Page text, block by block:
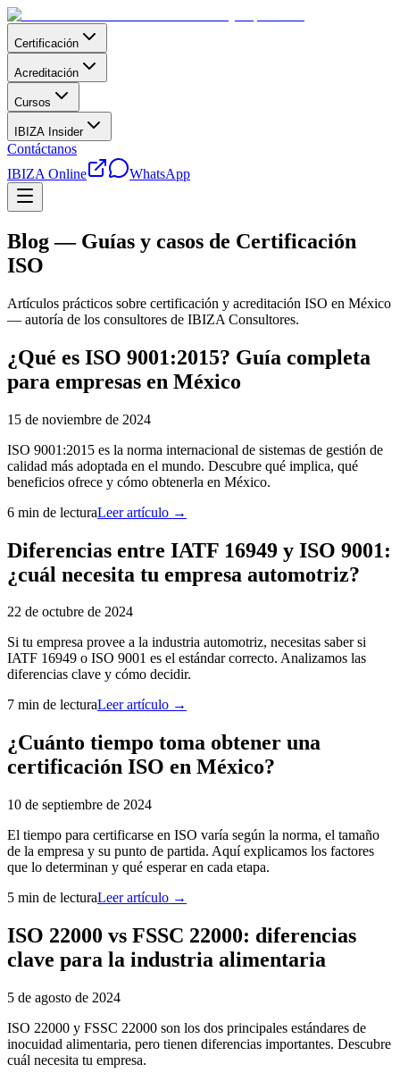
Certificación
Acreditación
Cursos
IBIZA Insider
Contáctanos
IBIZA Online
WhatsApp
Blog — Guías y casos de Certificación
ISO
Artículos prácticos sobre certificación y acreditación ISO en México
— autoría de los consultores de IBIZA Consultores.
¿Qué es ISO 9001:2015? Guía completa
para empresas en México
15 de noviembre de 2024
ISO 9001:2015 es la norma internacional de sistemas de gestión de
calidad más adoptada en el mundo. Descubre qué implica, qué
beneficios ofrece y cómo obtenerla en México.
6 min de lecturaLeer artículo →
Diferencias entre IATF 16949 y ISO 9001:
¿cuál necesita tu empresa automotriz?
22 de octubre de 2024
Si tu empresa provee a la industria automotriz, necesitas saber si
IATF 16949 o ISO 9001 es el estándar correcto. Analizamos las
diferencias clave y cómo decidir.
7 min de lecturaLeer artículo →
¿Cuánto tiempo toma obtener una
certificación ISO en México?
10 de septiembre de 2024
El tiempo para certificarse en ISO varía según la norma, el tamaño
de la empresa y su punto de partida. Aquí explicamos los factores
que lo determinan y qué esperar en cada etapa.
5 min de lecturaLeer artículo →
ISO 22000 vs FSSC 22000: diferencias
clave para la industria alimentaria
5 de agosto de 2024
ISO 22000 y FSSC 22000 son los dos principales estándares de
inocuidad alimentaria, pero tienen diferencias importantes. Descubre
cuál necesita tu empresa.